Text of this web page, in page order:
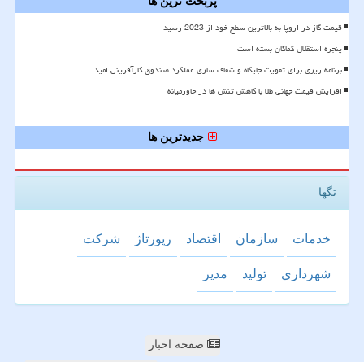
قیمت گاز در اروپا به بالاترین سطح خود از 2023 رسید
پنجره استقلال کماکان بسته است
برنامه ریزی برای تقویت جایگاه و شفاف سازی عملکرد صندوق کارآفرینی امید
افزایش قیمت جهانی طلا با کاهش تنش ها در خاورمیانه
جدیدترین ها
تگها
خدمات سازمان اقتصاد رپورتاژ شركت
شهرداری تولید مدیر
صفحه اخبار